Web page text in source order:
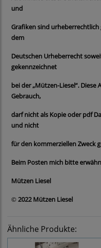
und
Grafiken sind
dem
Deutschen Urheberrecht
gekennzeichnet
bei der „Mützen-Liesel“.
Gebrauch,
darf nicht als Kopie oder pdf
und nicht
für den kommerziellen Zweck
Beim Posten mich bitte
Mützen Liesel
© 2022 Mützen Liesel
Ähnliche Produkte: